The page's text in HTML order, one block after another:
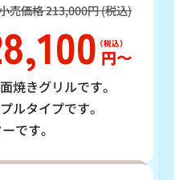
売価格 213,000円 (税込)
円〜
焼きグリルです。
ルタイプです。
です。